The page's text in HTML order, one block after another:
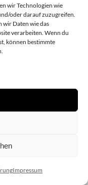
wir Technologien wie
oder darauf zuzugreifen.
wir Daten wie das
verarbeiten. Wenn du
können bestimmte
Impressum
|